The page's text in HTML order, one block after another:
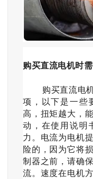
购买直流电机时
购买直流电
项，以下是一些
高，扭矩越大，
动，在使用说明
力。电流为电机
险的，因为它将
制器之前，请确
流。速度在电机